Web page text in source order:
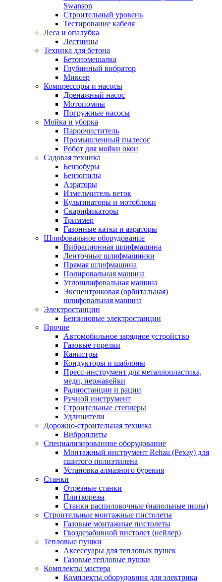
Swanson
Строительный уровень
Тестирование кабеля
Леса и опалубка
Лестницы
Техника для бетона
Бетономешалка
Глубинный вибратор
Миксер
Компрессоры и насосы
Дренажный насос
Мотопомпы
Погружные насосы
Мойка и уборка
Пароочиститель
Промышленный пылесос
Робот для мойки окон
Садовая техника
Бензобуры
Бензопилы
Аэраторы
Измельчитель веток
Культиваторы и мотоблоки
Скарификаторы
Триммер
Газонные катки и аэраторы
Шлифовальное оборудование
Вибрационная шлифмашина
Ленточные шлифмашинки
Прямая шлифмашина
Полировальная машина
Углошлифовальная машина
Эксцентриковая (орбитальная)
шлифовальная машина
Электростанции
Бензиновые электростанции
Прочие
Автомобильное зарядное устройство
Газовые горелки
Канистры
Кондукторы и шаблоны
Пресс-инструмент для металлопластика,
меди, нержавейки
Радиостанции и рации
Ручной инструмент
Строительные степлеры
Удлинители
Дорожно-строительная техника
Виброплиты
Специализированное оборудование
Монтажный инструмент Rehau (Рехау) для
сшитого полиэтилена
Установка алмазного бурения
Станки
Отрезные станки
Плиткорезы
Станки распиловочные (напольные пилы)
Строительные монтажные пистолеты
Газовые монтажные пистолеты
Гвоздезабивной пистолет (нейлер)
Тепловые пушки
Аксессуары для тепловых пушек
Газовые тепловые пушки
Комплекты мастера
Комплекты оборудовния для электрика